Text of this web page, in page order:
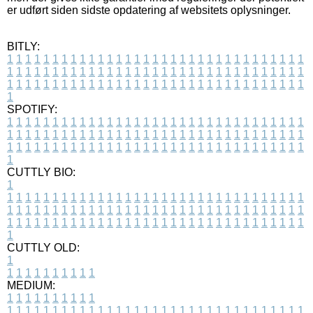
er udført siden sidste opdatering af websitets oplysninger.
BITLY:
1 1 1 1 1 1 1 1 1 1 1 1 1 1 1 1 1 1 1 1 1 1 1 1 1 1 1 1 1 1 1 1 1
1 1 1 1 1 1 1 1 1 1 1 1 1 1 1 1 1 1 1 1 1 1 1 1 1 1 1 1 1 1 1 1 1
1 1 1 1 1 1 1 1 1 1 1 1 1 1 1 1 1 1 1 1 1 1 1 1 1 1 1 1 1 1 1 1 1
1
SPOTIFY:
1 1 1 1 1 1 1 1 1 1 1 1 1 1 1 1 1 1 1 1 1 1 1 1 1 1 1 1 1 1 1 1 1
1 1 1 1 1 1 1 1 1 1 1 1 1 1 1 1 1 1 1 1 1 1 1 1 1 1 1 1 1 1 1 1 1
1 1 1 1 1 1 1 1 1 1 1 1 1 1 1 1 1 1 1 1 1 1 1 1 1 1 1 1 1 1 1 1 1
1
CUTTLY BIO:
1
1 1 1 1 1 1 1 1 1 1 1 1 1 1 1 1 1 1 1 1 1 1 1 1 1 1 1 1 1 1 1 1 1
1 1 1 1 1 1 1 1 1 1 1 1 1 1 1 1 1 1 1 1 1 1 1 1 1 1 1 1 1 1 1 1 1
1 1 1 1 1 1 1 1 1 1 1 1 1 1 1 1 1 1 1 1 1 1 1 1 1 1 1 1 1 1 1 1 1
1
CUTTLY OLD:
1
1 1 1 1 1 1 1 1 1 1
MEDIUM:
1 1 1 1 1 1 1 1 1 1
1 1 1 1 1 1 1 1 1 1 1 1 1 1 1 1 1 1 1 1 1 1 1 1 1 1 1 1 1 1 1 1 1